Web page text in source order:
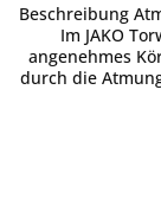
Beschreibung
Im JAKO
angenehmes
durch die